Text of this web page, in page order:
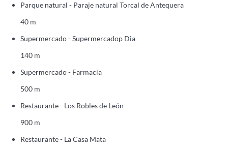
Parque natural - Paraje natural Torcal de Antequera
40 m
Supermercado - Supermercadop Dia
140 m
Supermercado - Farmacia
500 m
Restaurante - Los Robles de León
900 m
Restaurante - La Casa Mata